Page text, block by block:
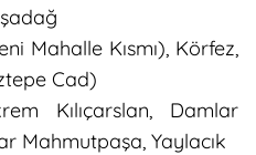
Mahalle Kısmı), Körfez,
Cad)
Kılıçarslan, Damlar
Mahmutpaşa, Yaylacık